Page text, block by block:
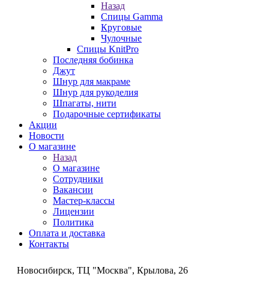
Назад
Спицы Gamma
Круговые
Чулочные
Спицы KnitPro
Последняя бобинка
Джут
Шнур для макраме
Шнур для рукоделия
Шпагаты, нити
Подарочные сертификаты
Акции
Новости
О магазине
Назад
О магазине
Сотрудники
Вакансии
Мастер-классы
Лицензии
Политика
Оплата и доставка
Контакты
Новосибирск, ТЦ "Москва", Крылова, 26